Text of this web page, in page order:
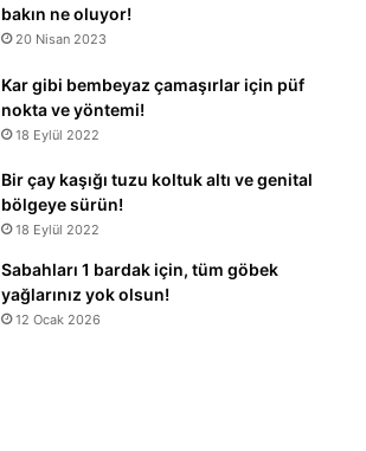
bakın ne oluyor!
20 Nisan 2023
Kar gibi bembeyaz çamaşırlar için püf
nokta ve yöntemi!
18 Eylül 2022
Bir çay kaşığı tuzu koltuk altı ve genital
bölgeye sürün!
18 Eylül 2022
Sabahları 1 bardak için, tüm göbek
yağlarınız yok olsun!
12 Ocak 2026